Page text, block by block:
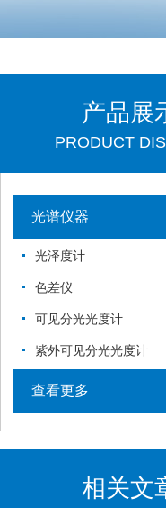
产品展
PRODUCT
光谱仪器
光泽度计
色差仪
可见分光光度计
紫外可见分光光度计
查看更多
相关文